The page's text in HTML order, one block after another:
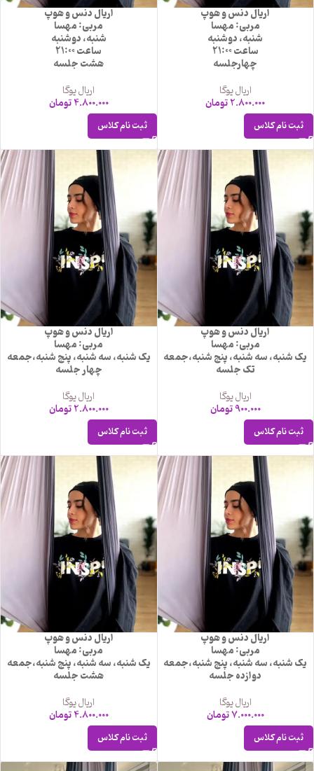
اریال دنس و هوپ
مربی: مهسا
شنبه، دوشنبه
ساعت 21:00
چهارجلسه
اریال یوگا
2.800.000تومان
ثبت نام کلاس
اریال دنس و هوپ
مربی: مهسا
شنبه، دوشنبه
ساعت 21:00
هشت جلسه
اریال یوگا
4.800.000تومان
ثبت نام کلاس
اریال دنس و هوپ
مربی: مهسا
یک شنبه، سه شنبه، پنج شنبه،جمعه
تک جلسه
اریال یوگا
900.000تومان
ثبت نام کلاس
اریال دنس و هوپ
مربی: مهسا
یک شنبه، سه شنبه، پنج شنبه،جمعه
چهار جلسه
اریال یوگا
2.800.000تومان
ثبت نام کلاس
اریال دنس و هوپ
مربی: مهسا
یک شنبه، سه شنبه، پنج شنبه،جمعه
دوازده جلسه
اریال یوگا
7.000.000تومان
ثبت نام کلاس
اریال دنس و هوپ
مربی: مهسا
یک شنبه، سه شنبه، پنج شنبه،جمعه
هشت جلسه
اریال یوگا
4.800.000تومان
ثبت نام کلاس